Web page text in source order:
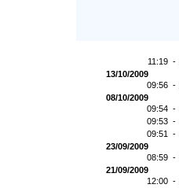
11:19 -
13/10/2009
09:56 -
08/10/2009
09:54 -
09:53 -
09:51 -
23/09/2009
08:59 -
21/09/2009
12:00 -